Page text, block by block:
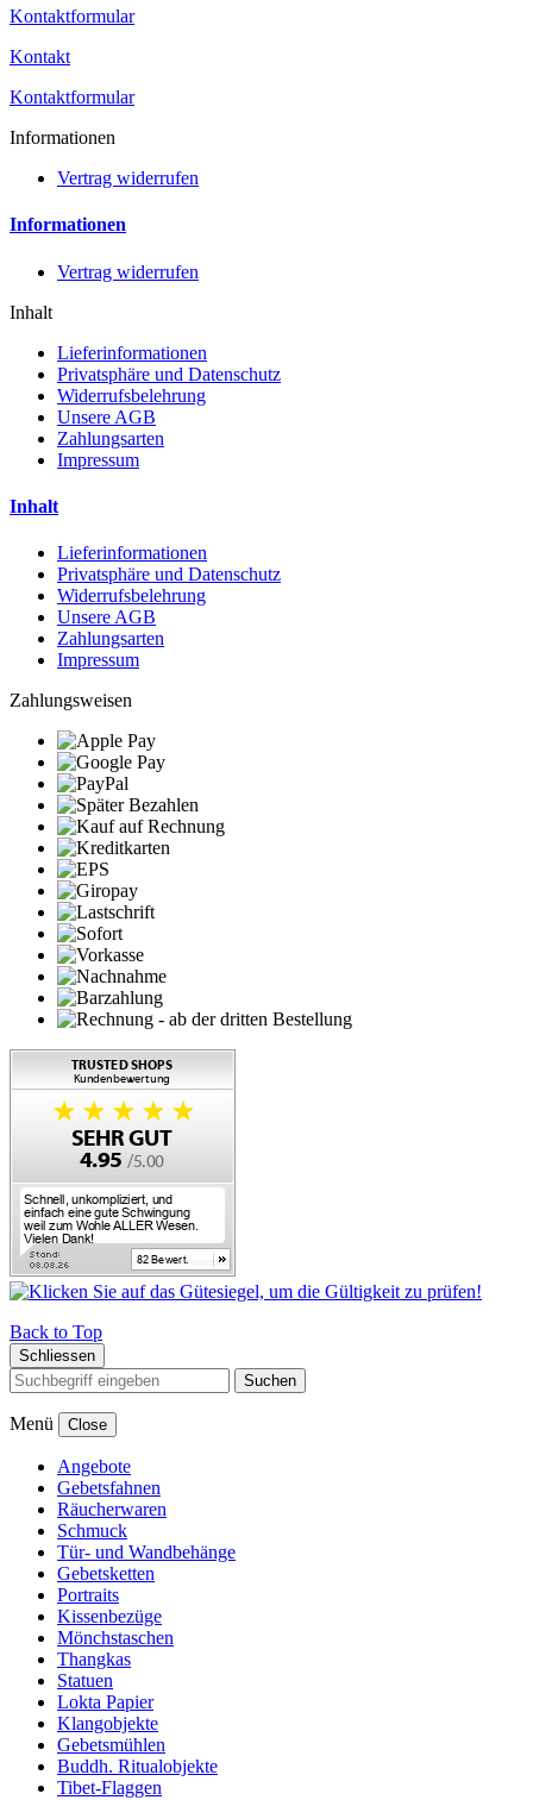
Kontaktformular
Kontakt
Kontaktformular
Informationen
Vertrag widerrufen
Informationen
Vertrag widerrufen
Inhalt
Lieferinformationen
Privatsphäre und Datenschutz
Widerrufsbelehrung
Unsere AGB
Zahlungsarten
Impressum
Inhalt
Lieferinformationen
Privatsphäre und Datenschutz
Widerrufsbelehrung
Unsere AGB
Zahlungsarten
Impressum
Zahlungsweisen
Back to Top
Schliessen
Suchen
Menü Close
Angebote
Gebetsfahnen
Räucherwaren
Schmuck
Tür- und Wandbehänge
Gebetsketten
Portraits
Kissenbezüge
Mönchstaschen
Thangkas
Statuen
Lokta Papier
Klangobjekte
Gebetsmühlen
Buddh. Ritualobjekte
Tibet-Flaggen